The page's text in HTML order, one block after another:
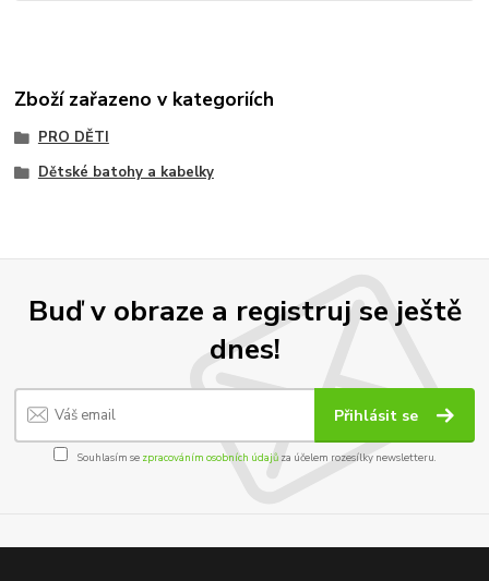
Zboží zařazeno v kategoriích
PRO DĚTI
Dětské batohy a kabelky
Buď v obraze a registruj se ještě
dnes!
Přihlásit se
Souhlasím se zpracováním osobních údajůza účelem rozesílky newsletteru.